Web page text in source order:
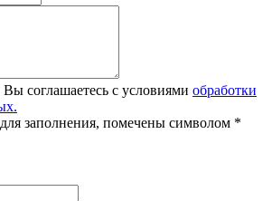
соглашаетесь с условиями обработки
заполнения, помечены символом *